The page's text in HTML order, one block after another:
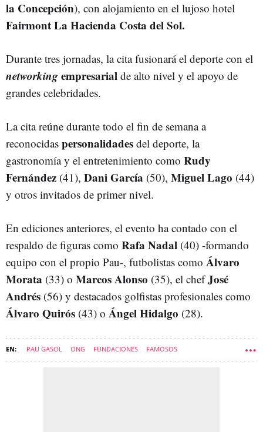
la Concepción), con alojamiento en el lujoso hotel
Fairmont La Hacienda Costa del Sol.
Durante tres jornadas, la cita fusionará el deporte con el
networking empresarial de alto nivel y el apoyo de
grandes celebridades.
La cita reúne durante todo el fin de semana a
reconocidas personalidades del deporte, la
gastronomía y el entretenimiento como Rudy
Fernández (41), Dani García (50), Miguel Lago (44)
y otros invitados de primer nivel.
En ediciones anteriores, el evento ha contado con el
respaldo de figuras como Rafa Nadal (40) -formando
equipo con el propio Pau-, futbolistas como Álvaro
Morata (33) o Marcos Alonso (35), el chefJosé
Andrés (56) y destacados golfistas profesionales como
Álvaro Quirós (43) o Ángel Hidalgo (28).
PAU GASOL ONG FUNDACIONES FAMOSOS